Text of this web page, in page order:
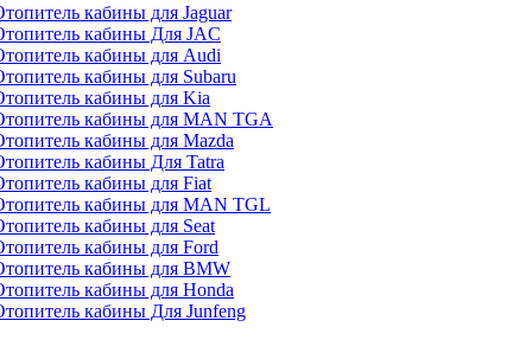
кабины для Jaguar
кабины Для JAC
кабины для Audi
кабины для Subaru
кабины для Kia
кабины для MAN TGA
кабины для Mazda
кабины Для Tatra
кабины для Fiat
кабины для MAN TGL
кабины для Seat
кабины для Ford
кабины для BMW
кабины для Honda
кабины Для Junfeng